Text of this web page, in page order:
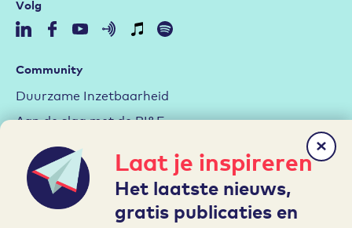
Laat je inspireren
Het laatste nieuws,
gratis publicaties en
Volg
Community
Duurzame Inzetbaarheid
Aan de slag met de RI&E
Arbeidsmarktstrategie
Hybride werken
Leren en Ontwikkelen